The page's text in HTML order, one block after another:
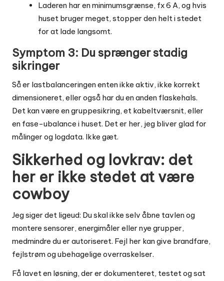
Laderen har en minimumsgrænse, fx 6 A, og hvis
huset bruger meget, stopper den helt i stedet
for at lade langsomt.
Symptom 3: Du sprænger stadig
sikringer
Så er lastbalanceringen enten ikke aktiv, ikke korrekt
dimensioneret, eller også har du en anden flaskehals.
Det kan være en gruppesikring, et kabeltværsnit, eller
en fase-ubalance i huset. Det er her, jeg bliver glad for
målinger og logdata. Ikke gæt.
Sikkerhed og lovkrav: det
her er ikke stedet at være
cowboy
Jeg siger det ligeud: Du skal ikke selv åbne tavlen og
montere sensorer, energimåler eller nye grupper,
medmindre du er autoriseret. Fejl her kan give brandfare,
fejlstrøm og ubehagelige overraskelser.
Få lavet en løsning, der er dokumenteret, testet og sat